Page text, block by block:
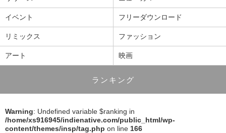
イベント フリーダウンロード
リミックス ファッション
アート 映画
ランキング
Warning: Undefined variable $ranking in
/home/xs916945/indienative.com/public_html/wp-
content/themes/insp/tag.php on line 166